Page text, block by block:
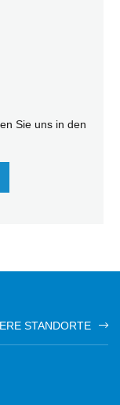
Sie uns in den
STANDORTE